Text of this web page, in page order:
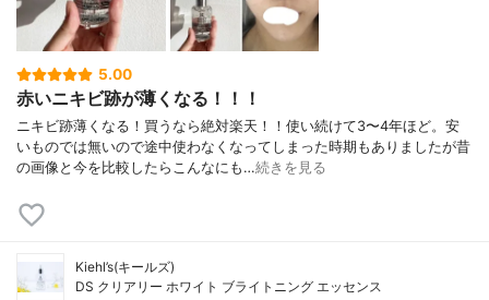
5.00
赤いニキビ跡が薄くなる！！！
ニキビ跡薄くなる！買うなら絶対楽天！！使い続けて3〜4年ほど。安
いものでは無いので途中使わなくなってしまった時期もありましたが昔
の画像と今を比較したらこんなにも…続きを見る
Kiehl’s(キールズ)
DS クリアリー ホワイト ブライトニング エッセンス